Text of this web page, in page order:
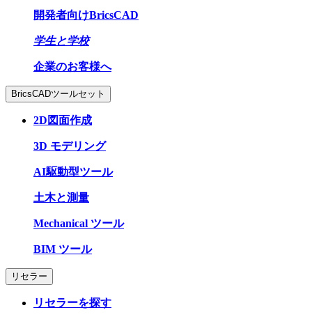
開発者向けBricsCAD
学生と学校
企業のお客様へ
BricsCADツールセット
2D図面作成
3D モデリング
AI駆動型ツール
土木と測量
Mechanical ツール
BIM ツール
リセラー
リセラーを探す